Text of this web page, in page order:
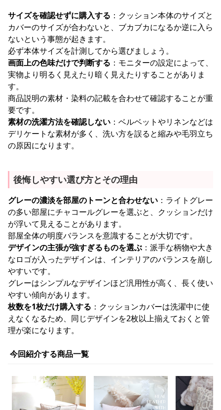
サイズを確認せずに購入する ：クッション本体のサイズと
カバーのサイズが合わないと、ブカブカになるか逆に入ら
ないという事態が起きます。
必ず本体サイズを計測してから選びましょう。
画面上の色味だけで判断する ：モニターの設定によって、
実物より明るく見えたり暗く見えたりすることがありま
す。
商品説明の素材・染料の記載を合わせて確認することが重
要です。
素材の洗濯方法を確認しない ：ベルベットやリネンなどは
デリケートな素材が多く、洗い方を誤ると縮みや毛羽立ち
の原因になります。
後悔しやすい選び方とその理由
グレーの濃淡を部屋のトーンと合わせない ：ライトグレー
の多い部屋にチャコールグレーを選ぶと、クッションだけ
が浮いて見えることがあります。
部屋全体の明度バランスを意識することが大切です。
デザインの主張が強すぎるものを選ぶ ：派手な柄物や大き
なロゴが入ったデザインは、インテリアのバランスを崩し
やすいです。
グレーはシンプルなデザインほど汎用性が高く、長く使い
やすい傾向があります。
枚数を1枚だけ購入する ：クッションカバーは洗濯中に使
えなくなるため、同じデザインを2枚以上揃えておくと管
理が楽になります。
今回紹介する商品一覧